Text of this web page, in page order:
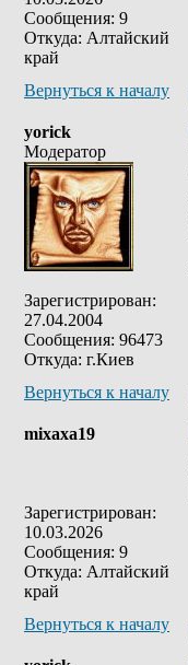
Сообщения: 9
Откуда: Алтайский
край
Вернуться к началу
yorick
Модератор
Зарегистрирован:
27.04.2004
Сообщения: 96473
Откуда: г.Киев
Вернуться к началу
mixaxa19
Зарегистрирован:
10.03.2026
Сообщения: 9
Откуда: Алтайский
край
Вернуться к началу